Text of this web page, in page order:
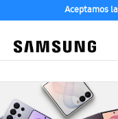
Aceptamos